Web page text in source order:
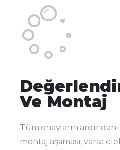
Ve Montaj
Tüm onayların ardından
montaj aşaması, varsa